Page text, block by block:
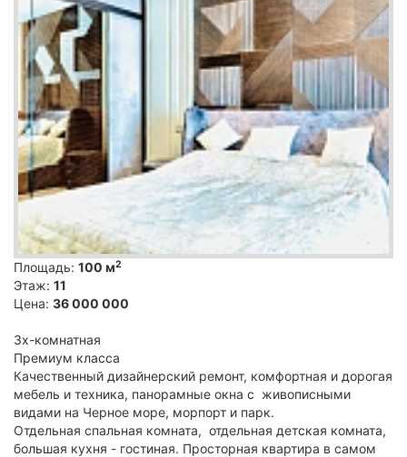
Площадь: 100 м2
Этаж: 11
Цена: 36 000 000
3х-комнатная
Премиум класса
Качественный дизайнерский ремонт, комфортная и дорогая
мебель и техника, панорамные окна с живописными
видами на Черное море, морпорт и парк.
Отдельная спальная комната, отдельная детская комната,
большая кухня - гостиная. Просторная квартира в самом